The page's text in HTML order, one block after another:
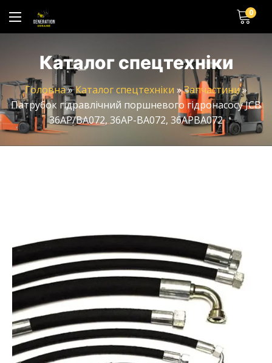
0
Каталог спецтехніки
Головна»Каталог спецтехніки »Запчастини»
Патрубок гідравлічний поршневого гідронасосу JCB
36AP/BA072, 36AP-BA072, 36APBA072